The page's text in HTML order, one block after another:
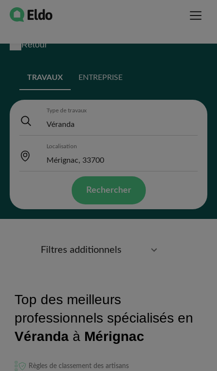
Retour
TRAVAUX ENTREPRISE
Type de travaux
Localisation
Rechercher
Filtres additionnels
Top des meilleurs
professionnels spécialisés en
Véranda à Mérignac
Règles de classement des artisans